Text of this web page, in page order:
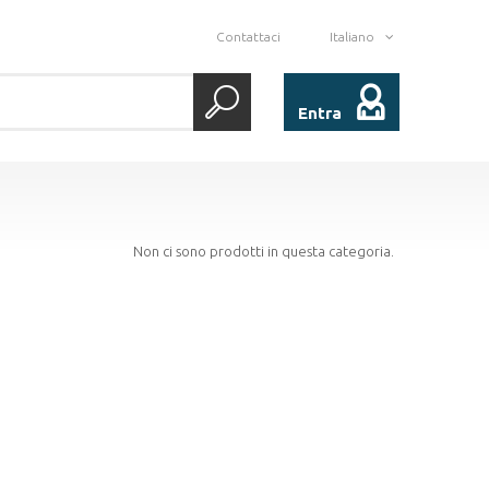
Italiano
Contattaci
Entra
Non ci sono prodotti in questa categoria.